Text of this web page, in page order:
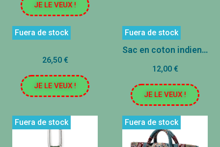
JE LE VEUX !
Fuera de stock
26,50 €
JE LE VEUX !
Fuera de stock
Sac en coton indien - Tigre
12,00 €
JE LE VEUX !
Fuera de stock Fuera de stock